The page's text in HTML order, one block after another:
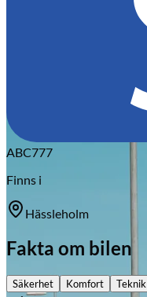
ABC777
Finns i
Hässleholm
Fakta om bilen
Säkerhet Komfort Teknik